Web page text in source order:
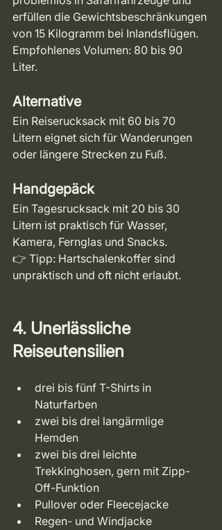
erfüllen die Gewichtsbeschränkungen
von 15 Kilogramm bei Inlandsflügen.
Empfohlenes Volumen: 80 bis 90
Liter.
Alternative
Ein Reiserucksack mit 60 bis 70
Litern eignet sich für Wanderungen
oder längere Strecken zu Fuß.
Handgepäck
Ein Tagesrucksack mit 20 bis 30
Litern ist praktisch für Wasser,
Kamera, Fernglas und Snacks.
👉 Tipp: Hartschalenkoffer sind
unpraktisch und oft nicht erlaubt.
4. Unerlässliche
Reiseutensilien
drei bis fünf T-Shirts in
Naturfarben
zwei bis drei langärmlige
Hemden
zwei bis drei leichte
Trekkinghosen, gern mit Zipp-
Off-Funktion
Pullover oder Fleecejacke
Regen- und Windjacke